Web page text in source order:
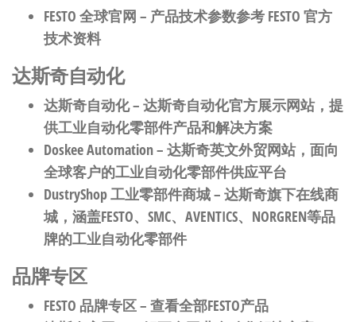
FESTO 全球官网 – 产品技术参数参考 FESTO 官方
技术资料
达斯奇自动化
达斯奇自动化– 达斯奇自动化官方展示网站，提
供工业自动化零部件产品和解决方案
Doskee Automation– 达斯奇英文外贸网站，面向
全球客户的工业自动化零部件供应平台
DustryShop 工业零部件商城– 达斯奇旗下在线商
城，涵盖FESTO、SMC、AVENTICS、NORGREN等品
牌的工业自动化零部件
品牌专区
FESTO 品牌专区– 查看全部FESTO产品